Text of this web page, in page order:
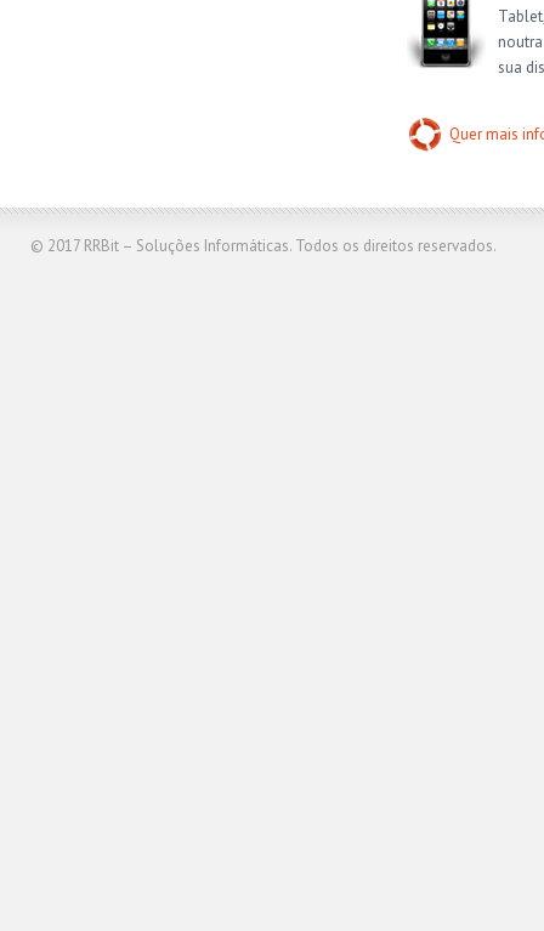
sua
Quer mais
© 2017 RRBit – Soluções Informáticas. Todos os direitos reservados.